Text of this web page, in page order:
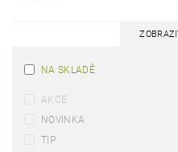
NA SKLADĚ
AKCE
NOVINKA
TIP